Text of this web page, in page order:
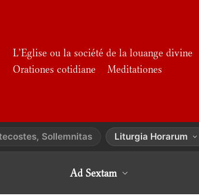
L’Eglise ou la société de la louange divine
Orationes cotidiane
Meditationes
Sollemnitas Liturgia Horarum
Ad Sextam